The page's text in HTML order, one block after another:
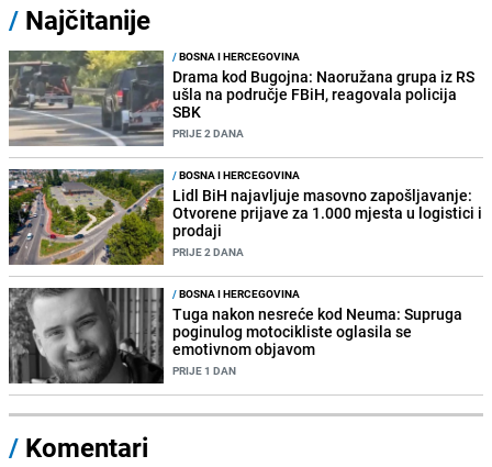
/ Najčitanije
/BOSNA I HERCEGOVINA
Drama kod Bugojna: Naoružana grupa iz RS
ušla na područje FBiH, reagovala policija
SBK
PRIJE 2 DANA
/BOSNA I HERCEGOVINA
Lidl BiH najavljuje masovno zapošljavanje:
Otvorene prijave za 1.000 mjesta u logistici i
prodaji
PRIJE 2 DANA
/BOSNA I HERCEGOVINA
Tuga nakon nesreće kod Neuma: Supruga
poginulog motocikliste oglasila se
emotivnom objavom
PRIJE 1 DAN
/ Komentari